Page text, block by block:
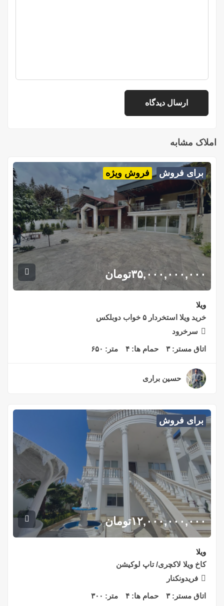
املاک مشابه
برای فروش فروش ویژه
۳۵,۰۰۰,۰۰۰,۰۰۰تومان
ویلا
خرید ویلا استخردار ۵ خواب دوبلکس
سرخرود
اتاق مستر:۳ حمام ها: ۴ متر: ۶۵۰
حسین براری
برای فروش
۱۲,۰۰۰,۰۰۰,۰۰۰تومان
ویلا
کاخ ویلا لاکچری/ تاپ لوکیشن
فریدونکنار
اتاق مستر:۳ حمام ها: ۴ متر: ۳۰۰